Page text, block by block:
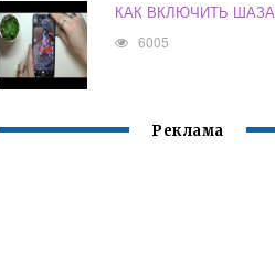
КАК ВКЛЮЧИТЬ
6005
Реклама